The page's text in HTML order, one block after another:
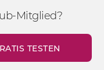
Mitglied?
TESTEN